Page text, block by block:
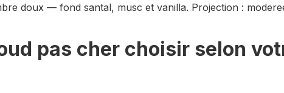
doux — fond santal, musc et vanilla. Projection :
pas cher choisir selon